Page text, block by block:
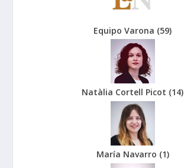
Equipo Varona (59)
Natàlia Cortell Picot (14)
María Navarro (1)